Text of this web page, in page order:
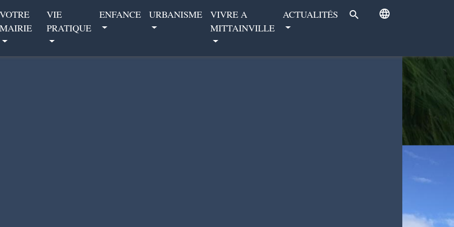
VOTRE
MAIRIE
VIE
PRATIQUE
ENFANCE URBANISME
VIVRE A
MITTAINVILLE
ACTUALITÉS search language